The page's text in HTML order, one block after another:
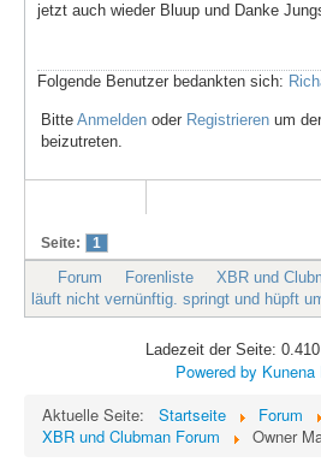
jetzt auch wieder Bluup und Danke
Folgende Benutzer bedankten sich:
Bitte Anmelden oder Registrieren um
beizutreten.
Seite: 1
Forum Forenliste XBR und
läuft nicht vernünftig. springt und hüpft
Ladezeit der Seite:
Powered by Kunena
Aktuelle Seite:
Startseite Forum
XBR und Clubman Forum
Owner